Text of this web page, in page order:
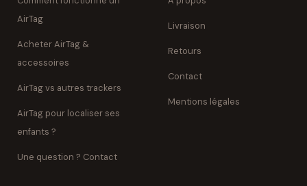
AirTag
Acheter AirTag &
accessoires
AirTag vs autres trackers
AirTag pour localiser ses
enfants ?
Une question ? Contact
Livraison
Retours
Contact
Mentions légales